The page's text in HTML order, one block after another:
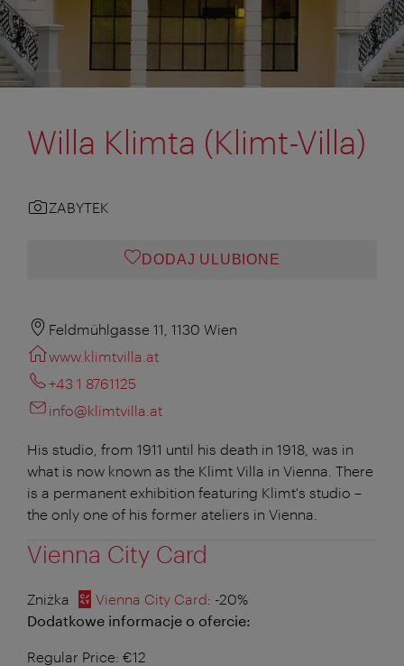
Willa Klimta (Klimt-Villa)
ZABYTEK
DODAJ ULUBIONE
Feldmühlgasse 11, 1130 Wien
www.klimtvilla.at
+43 1 8761125
info@klimtvilla.at
His studio, from 1911 until his death in 1918, was in
what is now known as the Klimt Villa in Vienna. There
is a permanent exhibition featuring Klimt's studio –
the only one of his former ateliers in Vienna.
Vienna City Card
Zniżka Vienna City Card: -20%
Dodatkowe informacje o ofercie:
Regular Price: €12